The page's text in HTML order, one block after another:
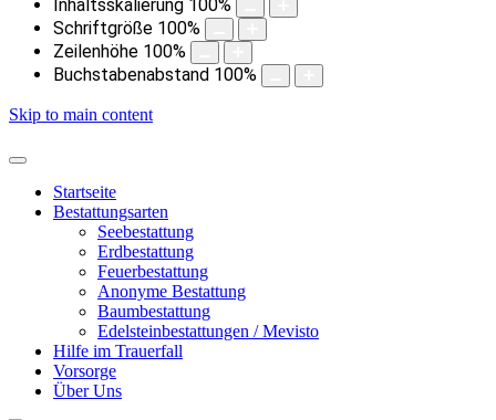
Inhaltsskalierung 100%
Schriftgröße 100%
Zeilenhöhe 100%
Buchstabenabstand 100%
Skip to main content
Startseite
Bestattungsarten
Seebestattung
Erdbestattung
Feuerbestattung
Anonyme Bestattung
Baumbestattung
Edelsteinbestattungen / Mevisto
Hilfe im Trauerfall
Vorsorge
Über Uns